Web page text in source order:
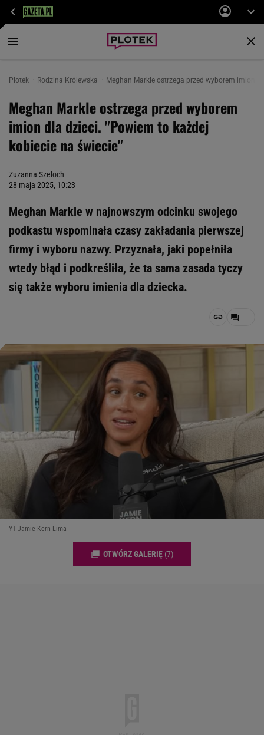
Plotek Rodzina Królewska Meghan Markle ostrzega przed wyborem imion
Meghan Markle ostrzega przed wyborem
imion dla dzieci. "Powiem to każdej
kobiecie na świecie"
Zuzanna Szeloch
28 maja 2025, 10:23
Meghan Markle w najnowszym odcinku swojego
podkastu wspominała czasy zakładania pierwszej
firmy i wyboru nazwy. Przyznała, jaki popełniła
wtedy błąd i podkreśliła, że ta sama zasada tyczy
się także wyboru imienia dla dziecka.
YT Jamie Kern Lima
OTWÓRZ GALERIĘ (7)